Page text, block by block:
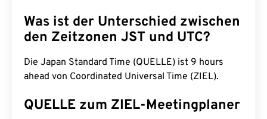
Was ist der Unterschied zwischen
den Zeitzonen JST und UTC?
Die Japan Standard Time (QUELLE) ist 9 hours
ahead von Coordinated Universal Time (ZIEL).
QUELLE zum ZIEL-Meetingplaner